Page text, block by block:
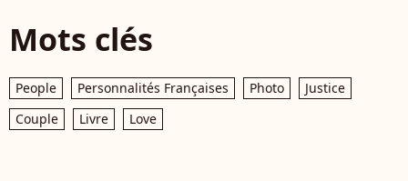
Mots clés
People Personnalités Françaises Photo
Justice
Couple
Livre Love